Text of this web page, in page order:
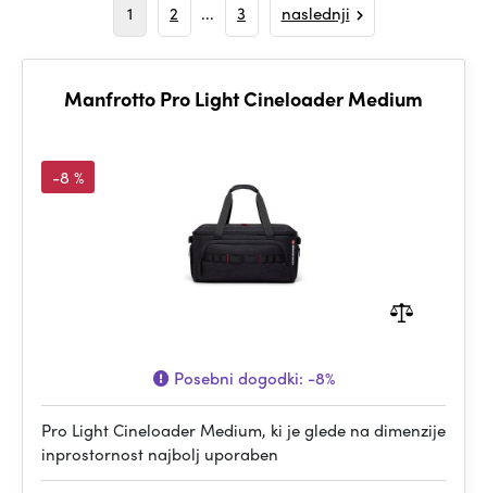
1 2 ... 3 naslednji
Manfrotto Pro Light Cineloader Medium
-8 %
Posebni dogodki: -8%
Pro Light Cineloader Medium, ki je glede na dimenzije
inprostornost najbolj uporaben